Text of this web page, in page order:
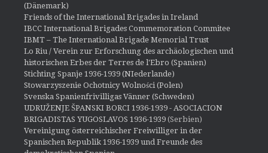
(Dänemark)
Friends of the International Brigades in Ireland
IBCC International Brigades Commemoration Commitee
IBMT – The International Brigade Memorial Trust
Lo Riu / Verein zur Erforschung des archäologischen und
historischen Erbes der Terres de l'Ebro (Spanien)
Stichting Spanje 1936-1939 (NIederlande)
Stowarzyszenie Ochotnicy Wolności (Polen)
Svenska Spanienfrivilligas Vänner (Schweden)
UDRUŽENJE ŠPANSKI BORCI 1936-1939 - ASOCIACION
BRIGADISTAS YUGOSLAVOS 1936-1939 (Serbien)
Vereinigung österreichischer Freiwilliger in der
Spanischen Republik 1936-1939 und Freunde des